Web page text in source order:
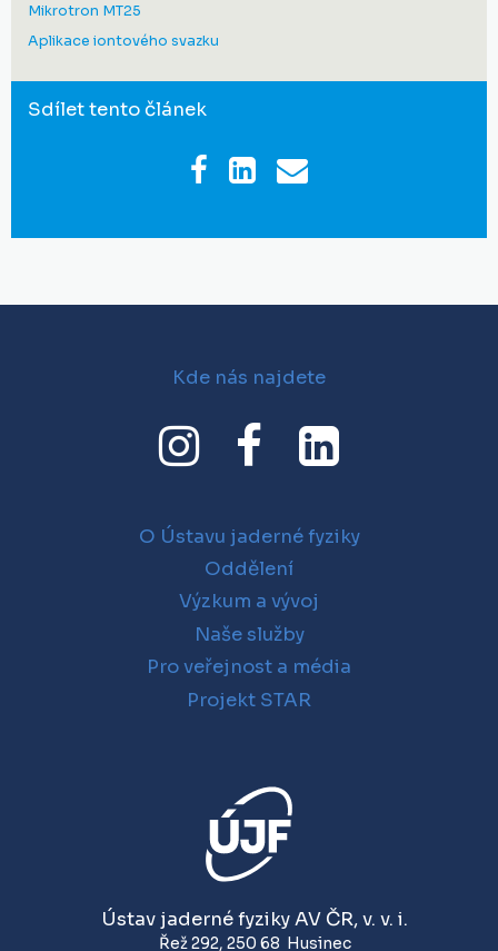
Mikrotron MT25
Aplikace iontového svazku
Sdílet tento článek
Kde nás najdete
O Ústavu jaderné fyziky
Oddělení
Výzkum a vývoj
Naše služby
Pro veřejnost a média
Projekt STAR
Ústav jaderné fyziky AV ČR, v. v. i.
Řež 292, 250 68 Husinec